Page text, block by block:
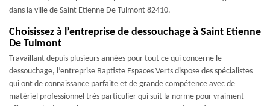
dans la ville de Saint Etienne De Tulmont 82410.
Choisissez à l’entreprise de dessouchage à Saint Etienne
De Tulmont
Travaillant depuis plusieurs années pour tout ce qui concerne le
dessouchage, l’entreprise Baptiste Espaces Verts dispose des spécialistes
qui ont de connaissance parfaite et de grande compétence avec de
matériel professionnel très particulier qui suit la norme pour vraiment